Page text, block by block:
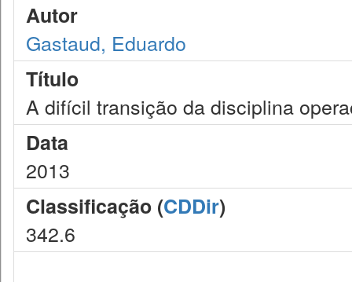
Autor
Gastaud, Eduardo
Título
A difícil transição da disciplina
Data
2013
Classificação (CDDir)
342.6